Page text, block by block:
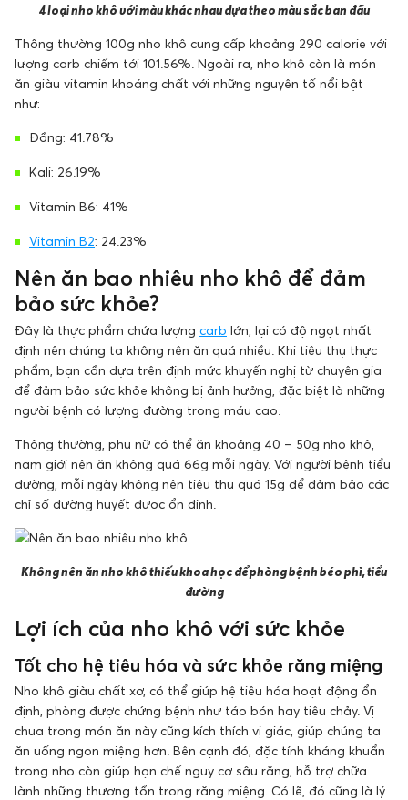
4 loại nho khô với màu khác nhau dựa theo màu sắc ban đầu
Thông thường 100g nho khô cung cấp khoảng 290 calorie với
lượng carb chiếm tới 101.56%. Ngoài ra, nho khô còn là món
ăn giàu vitamin khoáng chất với những nguyên tố nổi bật
như:
Đồng: 41.78%
Kali: 26.19%
Vitamin B6: 41%
Vitamin B2: 24.23%
Nên ăn bao nhiêu nho khô để đảm
bảo sức khỏe?
Đây là thực phẩm chứa lượng carb lớn, lại có độ ngọt nhất
định nên chúng ta không nên ăn quá nhiều. Khi tiêu thụ thực
phẩm, bạn cần dựa trên định mức khuyến nghị từ chuyên gia
để đảm bảo sức khỏe không bị ảnh hưởng, đặc biệt là những
người bệnh có lượng đường trong máu cao.
Thông thường, phụ nữ có thể ăn khoảng 40 – 50g nho khô,
nam giới nên ăn không quá 66g mỗi ngày. Với người bệnh tiểu
đường, mỗi ngày không nên tiêu thụ quá 15g để đảm bảo các
chỉ số đường huyết được ổn định.
Không nên ăn nho khô thiếu khoa học để phòng bệnh béo phì, tiểu
đường
Lợi ích của nho khô với sức khỏe
Tốt cho hệ tiêu hóa và sức khỏe răng miệng
Nho khô giàu chất xơ, có thể giúp hệ tiêu hóa hoạt động ổn
định, phòng được chứng bệnh như táo bón hay tiêu chảy. Vị
chua trong món ăn này cũng kích thích vị giác, giúp chúng ta
ăn uống ngon miệng hơn. Bên cạnh đó, đặc tính kháng khuẩn
trong nho còn giúp hạn chế nguy cơ sâu răng, hỗ trợ chữa
lành những thương tổn trong răng miệng. Có lẽ, đó cũng là lý